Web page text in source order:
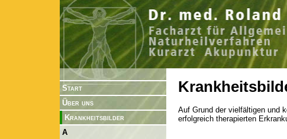
Start
Über uns
Krankheitsbilder
A
Auf Grund der vielfältigen und
erfolgreich therapierten